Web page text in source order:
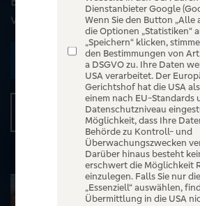
veränderte alles. Ein Künstler...
Zu den
Details
Dienstanbieter Google
Wenn Sie den Button „Alle
die Optionen „Statistiken“
„Speichern“ klicken,
den Bestimmungen von
a DSGVO zu. Ihre Daten
USA verarbeitet. Der
Gerichtshof hat die USA
einem nach EU-Standards
Datenschutzniveau
Möglichkeit, dass Ihre
Behörde zu Kontroll- und
Überwachungszwecken
Darüber hinaus besteht
erschwert die Möglichkeit
einzulegen. Falls Sie nur
„Essenziell“ auswählen,
Übermittlung in die USA